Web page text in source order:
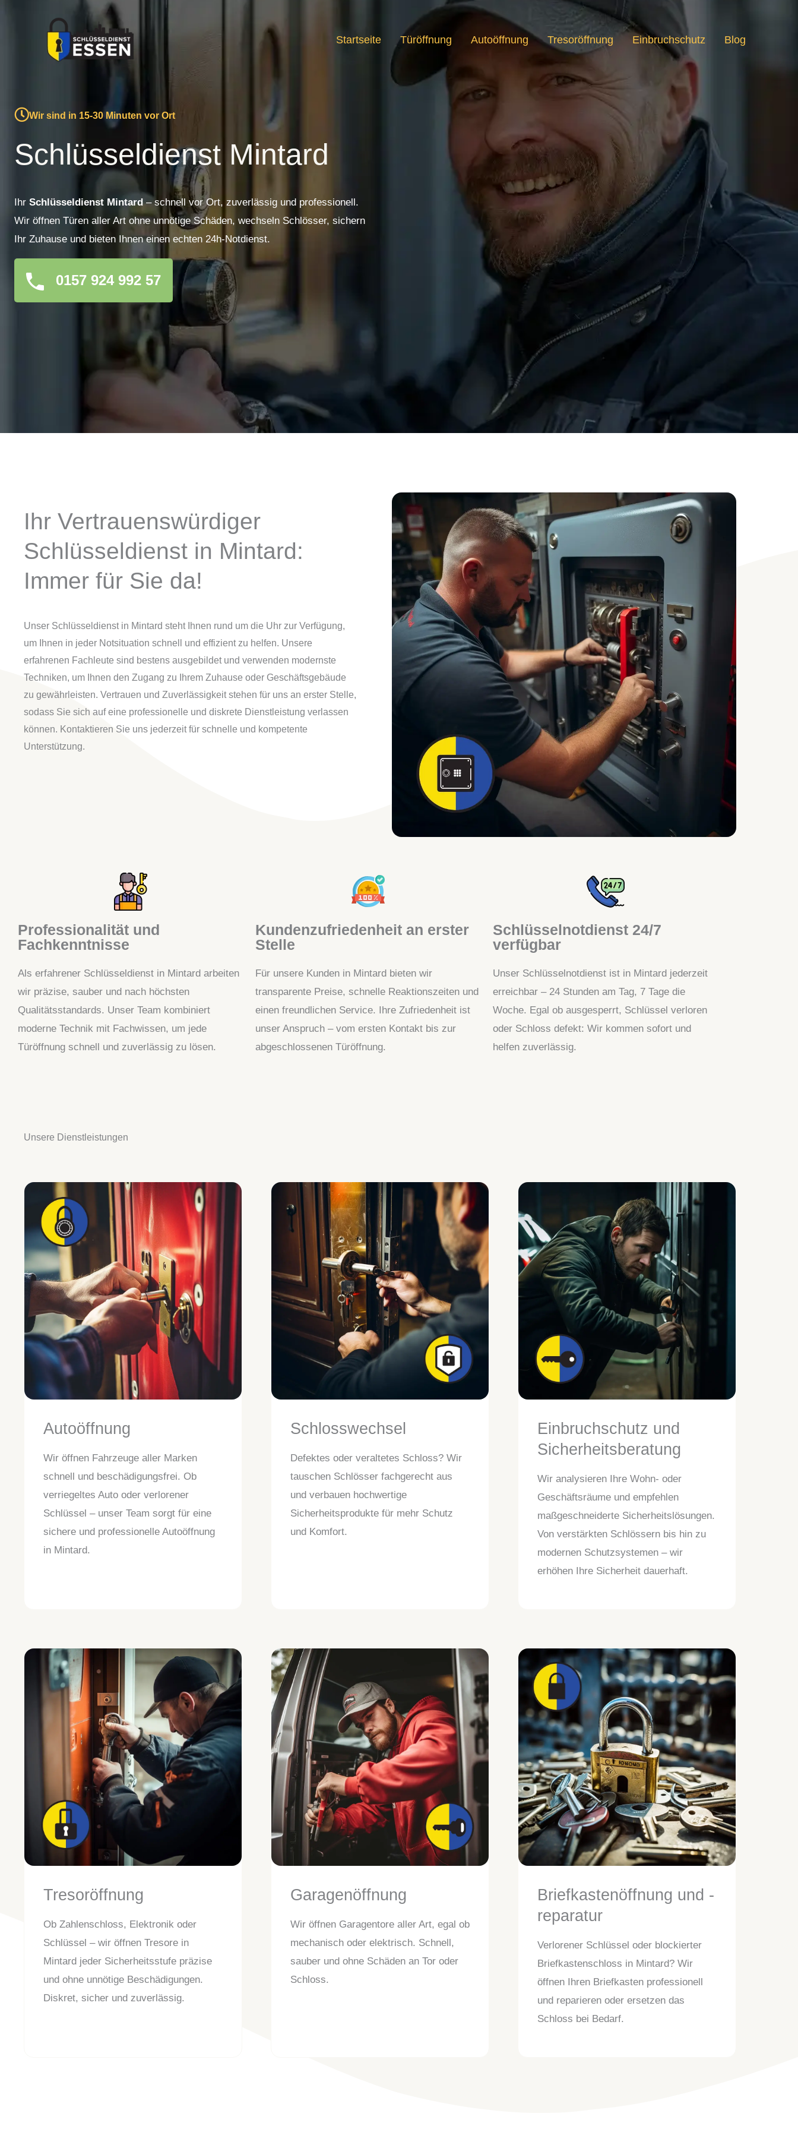
Startseite Türöffnung Autoöffnung Tresoröffnung Einbruchschutz Blog
Wir sind in 15-30 Minuten vor Ort
Schlüsseldienst Mintard
Ihr Schlüsseldienst Mintard– schnell vor Ort, zuverlässig und professionell.
Wir öffnen Türen aller Art ohne unnötige Schäden, wechseln Schlösser, sichern
Ihr Zuhause und bieten Ihnen einen echten 24h-Notdienst.
0157 924 992 57
Ihr Vertrauenswürdiger
Schlüsseldienst in Mintard:
Immer für Sie da!
Unser Schlüsseldienst in Mintard steht Ihnen rund um die Uhr zur Verfügung,
um Ihnen in jeder Notsituation schnell und effizient zu helfen. Unsere
erfahrenen Fachleute sind bestens ausgebildet und verwenden modernste
Techniken, um Ihnen den Zugang zu Ihrem Zuhause oder Geschäftsgebäude
zu gewährleisten. Vertrauen und Zuverlässigkeit stehen für uns an erster Stelle,
sodass Sie sich auf eine professionelle und diskrete Dienstleistung verlassen
können. Kontaktieren Sie uns jederzeit für schnelle und kompetente
Unterstützung.
Professionalität und
Fachkenntnisse
Als erfahrener Schlüsseldienst in Mintard arbeiten
wir präzise, sauber und nach höchsten
Qualitätsstandards. Unser Team kombiniert
moderne Technik mit Fachwissen, um jede
Türöffnung schnell und zuverlässig zu lösen.
Kundenzufriedenheit an erster
Stelle
Für unsere Kunden in Mintard bieten wir
transparente Preise, schnelle Reaktionszeiten und
einen freundlichen Service. Ihre Zufriedenheit ist
unser Anspruch – vom ersten Kontakt bis zur
abgeschlossenen Türöffnung.
Schlüsselnotdienst 24/7
verfügbar
Unser Schlüsselnotdienst ist in Mintard jederzeit
erreichbar – 24 Stunden am Tag, 7 Tage die
Woche. Egal ob ausgesperrt, Schlüssel verloren
oder Schloss defekt: Wir kommen sofort und
helfen zuverlässig.
Unsere Dienstleistungen
Autoöffnung
Wir öffnen Fahrzeuge aller Marken
schnell und beschädigungsfrei. Ob
verriegeltes Auto oder verlorener
Schlüssel – unser Team sorgt für eine
sichere und professionelle Autoöffnung
in Mintard.
Schlosswechsel
Defektes oder veraltetes Schloss? Wir
tauschen Schlösser fachgerecht aus
und verbauen hochwertige
Sicherheitsprodukte für mehr Schutz
und Komfort.
Einbruchschutz und
Sicherheitsberatung
Wir analysieren Ihre Wohn- oder
Geschäftsräume und empfehlen
maßgeschneiderte Sicherheitslösungen.
Von verstärkten Schlössern bis hin zu
modernen Schutzsystemen – wir
erhöhen Ihre Sicherheit dauerhaft.
Tresoröffnung
Ob Zahlenschloss, Elektronik oder
Schlüssel – wir öffnen Tresore in
Mintard jeder Sicherheitsstufe präzise
und ohne unnötige Beschädigungen.
Diskret, sicher und zuverlässig.
Garagenöffnung
Wir öffnen Garagentore aller Art, egal ob
mechanisch oder elektrisch. Schnell,
sauber und ohne Schäden an Tor oder
Schloss.
Briefkastenöffnung und -
reparatur
Verlorener Schlüssel oder blockierter
Briefkastenschloss in Mintard? Wir
öffnen Ihren Briefkasten professionell
und reparieren oder ersetzen das
Schloss bei Bedarf.